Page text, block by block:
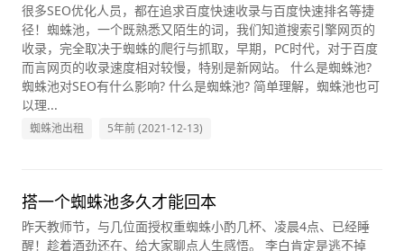
很多SEO优化人员，都在追求百度快速收录与百度快速排名等捷
径！蜘蛛池，一个既熟悉又陌生的词，我们知道搜索引擎网页的
收录，完全取决于蜘蛛的爬行与抓取，早期，PC时代，对于百度
而言网页的收录速度相对较慢，特别是新网站。 什么是蜘蛛池?
蜘蛛池对SEO有什么影响? 什么是蜘蛛池? 简单理解，蜘蛛池也可
以理...
蜘蛛池出租 5年前 (2021-12-13)
搭一个蜘蛛池多久才能回本
昨天教师节，与几位面授权重蜘蛛小酌几杯、凌晨4点、已经睡
醒！趁着酒劲还在、给大家聊点人生感悟。 李白肯定是逃不掉